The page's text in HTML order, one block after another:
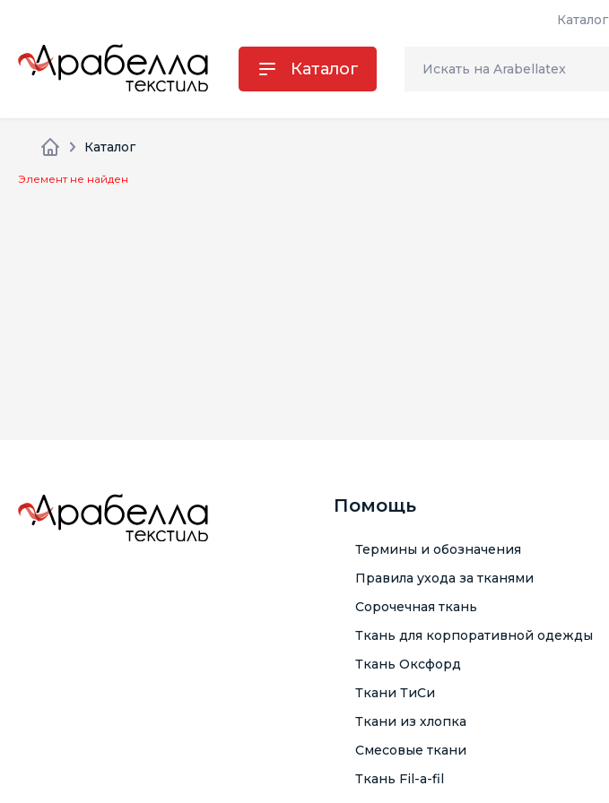
Каталог
Каталог
Каталог
Элемент не найден
Помощь
Термины и обозначения
Правила ухода за тканями
Сорочечная ткань
Ткань для корпоративной одежды
Ткань Оксфорд
Ткани ТиСи
Ткани из хлопка
Смесовые ткани
Ткань Fil-a-fil